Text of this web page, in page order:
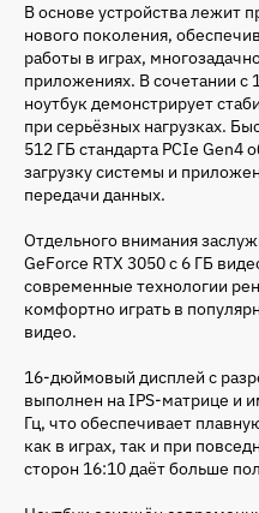
В основе устройства лежит
нового поколения,
работы в играх,
приложениях. В сочетании с
ноутбук демонстрирует
при серьёзных нагрузках.
512 ГБ стандарта PCIe Gen4
загрузку системы и
передачи данных.
Отдельного внимания
GeForce RTX 3050 с 6 ГБ
современные технологии
комфортно играть в
видео.
16-дюймовый дисплей с
выполнен на IPS-матрице и
Гц, что обеспечивает
как в играх, так и при
сторон 16:10 даёт больше